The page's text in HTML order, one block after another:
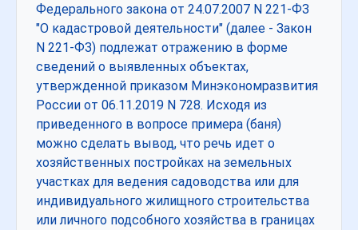
Федерального закона от 24.07.2007 N 221-ФЗ
"О кадастровой деятельности" (далее - Закон
N 221-ФЗ) подлежат отражению в форме
сведений о выявленных объектах,
утвержденной приказом Минэкономразвития
России от 06.11.2019 N 728. Исходя из
приведенного в вопросе примера (баня)
можно сделать вывод, что речь идет о
хозяйственных постройках на земельных
участках для ведения садоводства или для
индивидуального жилищного строительства
или личного подсобного хозяйства в границах